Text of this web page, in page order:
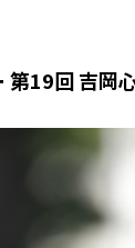
19回 吉岡